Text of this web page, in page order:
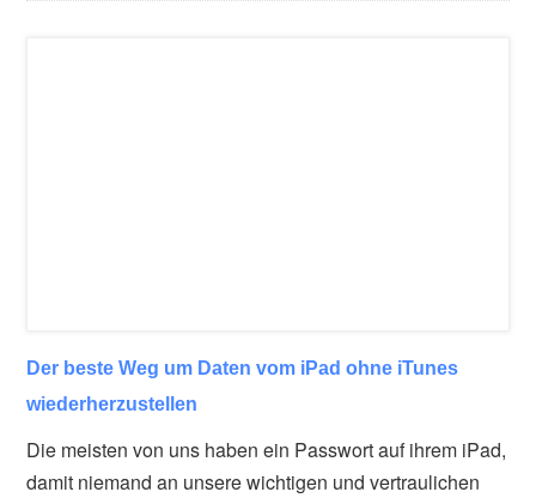
Der beste Weg um Daten vom iPad ohne iTunes
wiederherzustellen
Die meisten von uns haben ein Passwort auf ihrem iPad,
damit niemand an unsere wichtigen und vertraulichen